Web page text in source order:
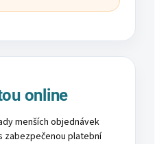
online
menších objednávek
zabezpečenou platební